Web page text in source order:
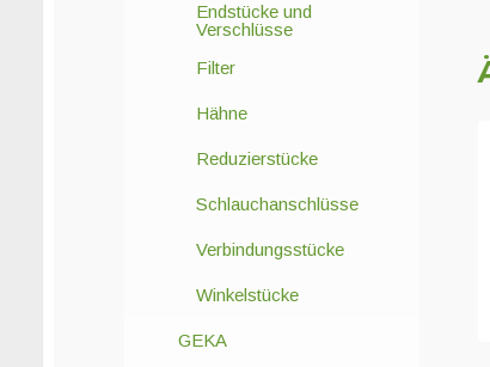
Endstücke und
Verschlüsse
Filter
Hähne
Reduzierstücke
Schlauchanschlüsse
Verbindungsstücke
Winkelstücke
GEKA